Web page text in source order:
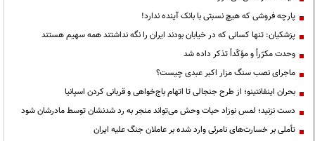
پارچه فروشی که هیچ نسبتی با بانک آینده ندارد!
پزشکیان: تنها کسانی که در خیابان بودند ایران را نگه نداشتند همه سهیم هستند
وحدت مکرّراً و مؤکّداً تذکر داده شد
ماجرای نصب سنگ مزار اکبر عبدی چیست؟
بحران اینفانتینو؛ از طرح جنجالی تا اتهام باج‌خواهی و قربانی کردن اسپانیا
دست نزنید؛ لمس نوزاد حیات وحش می‌تواند منجر به رد شدنشان توسط مادرشان شود
تأملی بر خسارت‌های نامرئی وارد شده بر عاملان جنگ علیه ایران